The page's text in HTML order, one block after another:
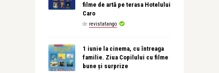
filme de artă pe terasa Hotelului
Caro
de revistatango
1 iunie la cinema, cu întreaga
familie. Ziua Copilului cu filme
bune și surprize